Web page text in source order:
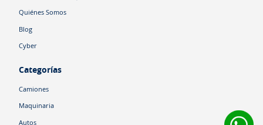
Quiénes Somos
Blog
Cyber
Categorías
Camiones
Maquinaria
Autos